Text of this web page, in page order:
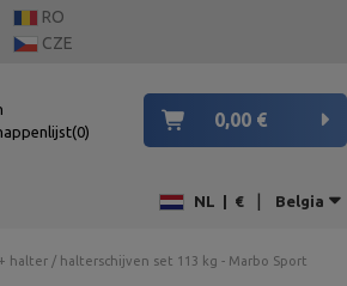
RO
CZE
0
0,00 €
NL € | Belgia
halter / halterschijven set 113 kg - Marbo Sport